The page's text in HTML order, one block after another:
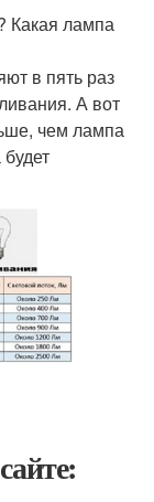
Какая лампа
в пять раз
А вот
чем лампа